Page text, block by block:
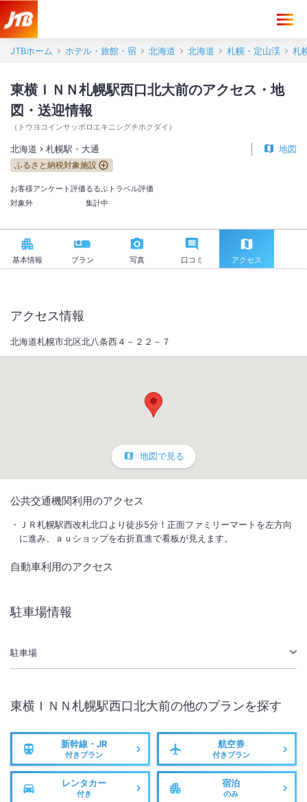
JTBホーム ホテル・旅館・宿 北海道 北海道 札幌・定山渓 札
東横ＩＮＮ札幌駅西口北大前のアクセス・地
図・送迎情報
（ トウヨコインサッポロエキニシグチホクダイ ）
北海道 札幌駅・大通 地図
ふるさと納税対象施設
お客様アンケート評価
対象外
るるぶトラベル評価
集計中
基本情報 プラン 写真 口コミ アクセス
朝食にパン・サラダも御用意しております。
IN チェックイン
15:00 / OUT
アクセス情報
北海道札幌市北区北八条西４－２２－７
地図で見る
公共交通機関利用のアクセス
ＪＲ札幌駅西改札北口より徒歩5分！正面ファミリーマートを左方向
に進み、ａｕショップを右折直進で看板が見えます。
自動車利用のアクセス
駐車場情報
駐車場
東横ＩＮＮ札幌駅西口北大前の他のプランを探す
新幹線・JR
付きプラン
航空券
付きプラン
レンタカー
付き
宿泊
のみ